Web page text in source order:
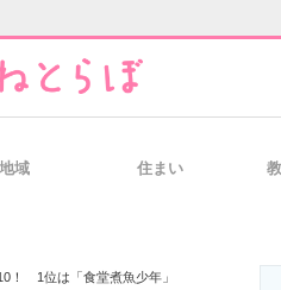
地域 住まい
！ 1位は「食堂煮魚少年」